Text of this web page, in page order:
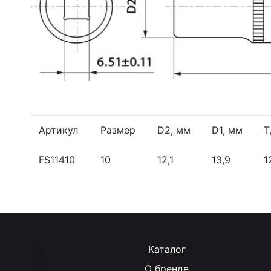
Артикул Размер D2, мм D1, мм
FS11410 10 12,1 13,9
Каталог
О бренде